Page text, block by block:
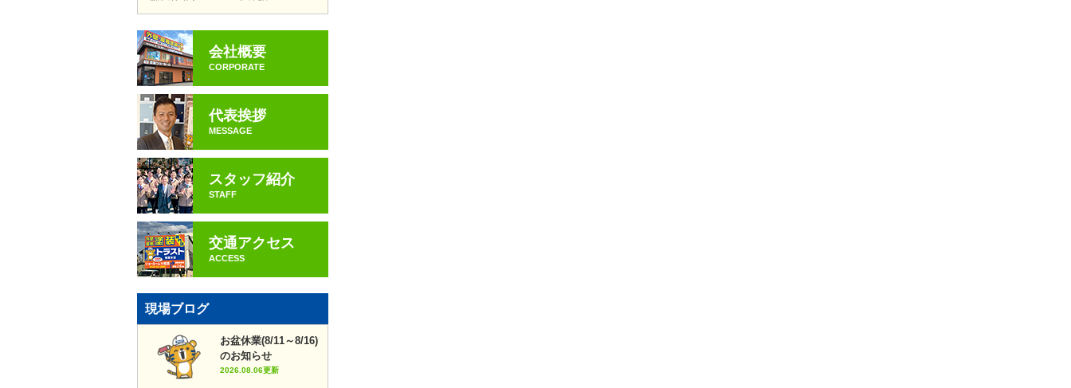
会社概要
CORPORATE
代表挨拶
MESSAGE
スタッフ紹介
STAFF
交通アクセス
ACCESS
現場ブログ
お盆休業(8/11～8/16)
のお知らせ
2026.08.06更新